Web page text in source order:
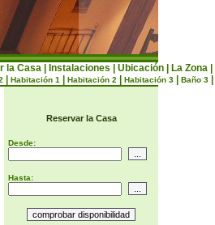
la Casa Instalaciones Ubicación La Zona
| Habitación 1| Habitación 2| Habitación 3| Baño 3|
Reservar la Casa
Desde:
Hasta: